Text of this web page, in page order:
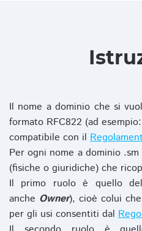
Il nome a dominio che si
formato RFC822 (ad
compatibile con il
Per ogni nome a dominio
(fisiche o giuridiche) che
Il primo ruolo è quello
anche Owner), cioè colui
per gli usi consentiti dal